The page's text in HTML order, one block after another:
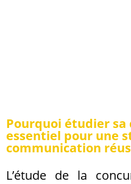
Pourquoi étudier sa
essentiel pour une
communication
L’étude de la